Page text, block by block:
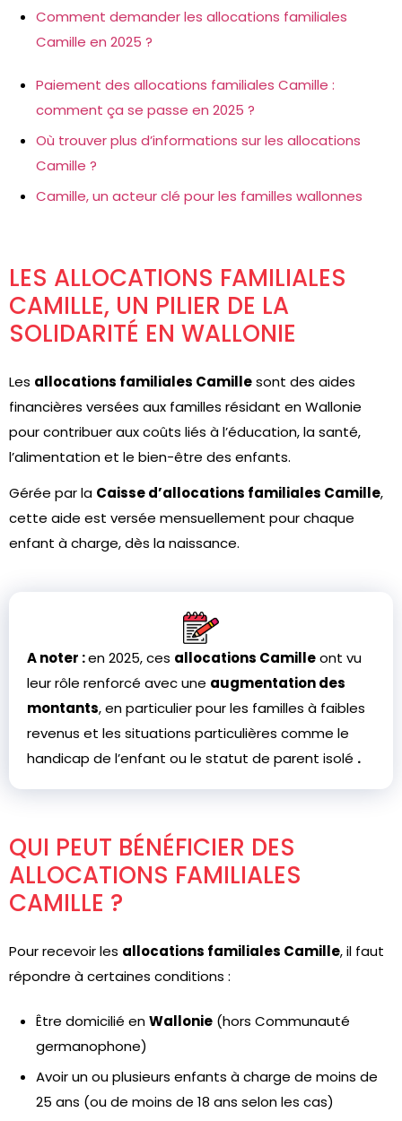
Comment demander les allocations familiales
Camille en 2025 ?
Paiement des allocations familiales Camille :
comment ça se passe en 2025 ?
Où trouver plus d’informations sur les allocations
Camille ?
Camille, un acteur clé pour les familles wallonnes
LES ALLOCATIONS FAMILIALES
CAMILLE, UN PILIER DE LA
SOLIDARITÉ EN WALLONIE
Les allocations familiales Camillesont des aides
financières versées aux familles résidant en Wallonie
pour contribuer aux coûts liés à l’éducation, la santé,
l’alimentation et le bien-être des enfants.
Gérée par la Caisse d’allocations familiales Camille,
cette aide est versée mensuellement pour chaque
enfant à charge, dès la naissance.
A noter :en 2025, ces allocations Camilleont vu
leur rôle renforcé avec une augmentation des
montants, en particulier pour les familles à faibles
revenus et les situations particulières comme le
handicap de l’enfant ou le statut de parent isolé .
QUI PEUT BÉNÉFICIER DES
ALLOCATIONS FAMILIALES
CAMILLE ?
Pour recevoir les allocations familiales Camille, il faut
répondre à certaines conditions :
Être domicilié enWallonie (hors Communauté
germanophone)
Avoir un ou plusieurs enfants à charge de moins de
25 ans (ou de moins de 18 ans selon les cas)